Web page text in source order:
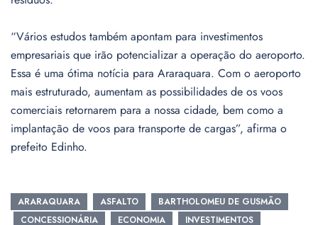
“Vários estudos também apontam para investimentos
empresariais que irão potencializar a operação do aeroporto.
Essa é uma ótima notícia para Araraquara. Com o aeroporto
mais estruturado, aumentam as possibilidades de os voos
comerciais retornarem para a nossa cidade, bem como a
implantação de voos para transporte de cargas”, afirma o
prefeito Edinho.
ARARAQUARA ASFALTO
BARTHOLOMEU DE GUSMÃO
CONCESSIONÁRIA
ECONOMIA
INVESTIMENTOS